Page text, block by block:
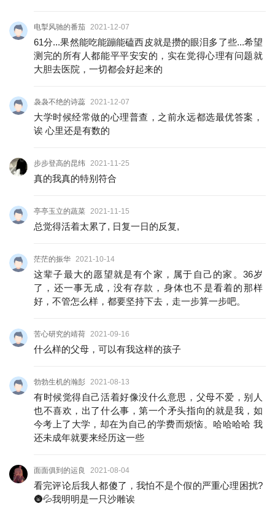
电掣风驰的番茄 2021-12-07
61分...果然能吃能蹦能磕西皮就是攒的眼泪多了些...希望
测完的所有人都能平平安安的，实在觉得心理有问题就
大胆去医院，一切都会好起来的
袅袅不绝的诗蕊 2021-12-07
大学时候经常做的心理普查，之前永远都选最优答案，
诶 心里还是有数的
步步登高的昆纬 2021-11-25
真的我真的特别符合
亭亭玉立的蔬菜 2021-11-15
总觉得活着太累了, 日复一日的反复,
茫茫的振华 2021-10-14
这辈子最大的愿望就是有个家，属于自己的家。36岁
了，还一事无成，没有存款，身体也不是看着的那样
好，不管怎么样，都要坚持下去，走一步算一步吧。
苦心研究的靖荷 2021-09-16
什么样的父母，可以有我这样的孩子
勃勃生机的瀚彭 2021-08-13
有时候觉得自己活着好像没什么意思，父母不爱，别人
也不喜欢，出了什么事，第一个矛头指向的就是我，如
今考上了大学，却在为自己的学费而烦恼。哈哈哈哈 我
还未成年就要来经历这一些
面面俱到的运良 2021-08-04
看完评论后我人都傻了，我怕不是个假的严重心理困扰?
🌚💦我明明是一只沙雕诶